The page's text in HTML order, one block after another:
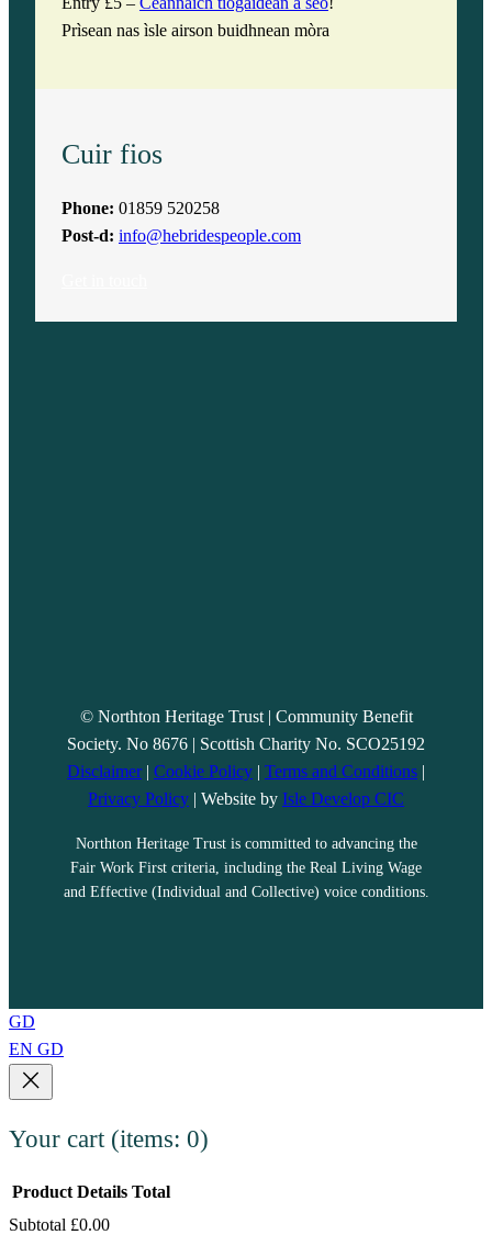
Prìsean nas ìsle airson buidhnean mòra
Cuir fios
Phone: 01859 520258
Post-d: info@hebridespeople.com
© Northton Heritage Trust | Community Benefit
Society. No 8676 | Scottish Charity No. SCO25192
Disclaimer| Cookie Policy | Terms and Conditions |
Privacy Policy | Website by Isle Develop CIC
Northton Heritage Trust is committed to advancing the
Fair Work First criteria, including the Real Living Wage
and Effective (Individual and Collective) voice conditions.
GD
EN GD
Your cart (items: 0)
Product Details Total
Subtotal £0.00